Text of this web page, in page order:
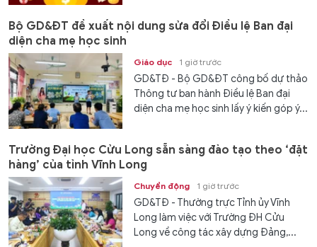
Bộ GD&ĐT đề xuất nội dung sửa đổi Điều lệ Ban đại
diện cha mẹ học sinh
Giáo dục 1 giờ trước
GD&TĐ - Bộ GD&ĐT công bố dự thảo
Thông tư ban hành Điều lệ Ban đại
diện cha mẹ học sinh lấy ý kiến góp ý...
Trường Đại học Cửu Long sẵn sàng đào tạo theo ‘đặt
hàng’ của tỉnh Vĩnh Long
Chuyển động 1 giờ trước
GD&TĐ - Thường trực Tỉnh ủy Vĩnh
Long làm việc với Trường ĐH Cửu
Long về công tác xây dựng Đảng,...